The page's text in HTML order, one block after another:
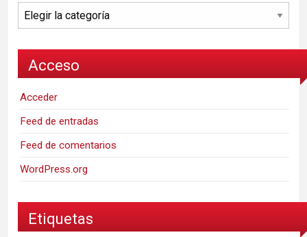
Categorías
Acceso
Acceder
Feed de entradas
Feed de comentarios
WordPress.org
Etiquetas